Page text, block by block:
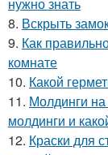
8. Вскрыть
9. Как
комнате
10. Какой
11. Молдинги на
молдинги и
12. Краски для